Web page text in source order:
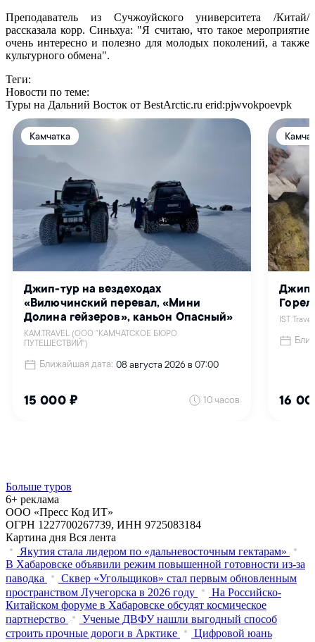
Преподаватель из Сучжоуйского университета /Китай/
рассказала корр. Синьхуа: "Я считаю, что такое мероприятие
очень интересно и полезно для молодых поколений, а также
культурного обмена".
Теги:
Новости по теме:
Туры на Дальний Восток от BestArctic.ru erid:pjwvokpoevpk
Больше туров
6+ реклама
ООО «Пресс Код ИТ»
ОГРН 1227700267739, ИНН 9725083184
Картина дня Вся лента
Якутия стала лидером по «дальневосточным гектарам»
В Хабаровске объявили режим повышенной готовности из‑за
паводка
Сквер «Угольщиков» стал первым обновленным
пространством Лучегорска в 2026 году
На Российско-
Китайском форуме в Хабаровске обсудят космическое
партнерство
Ученые ДВФУ нашли выгодный способ
строить прочные дороги в Арктике
Цифровой юань